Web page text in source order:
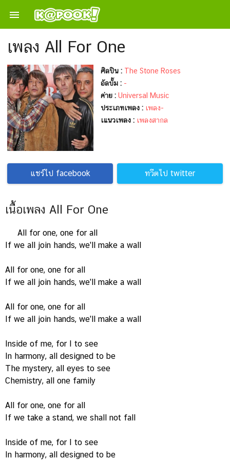

เพลง All For One
ศิลปิน : The Stone Roses
อัลบั้ม : -
ค่าย : Universal Music
ประเภทเพลง : เพลง-
เแนวเพลง : เพลงสากล
แชร์ไป facebook ทวีตไป twitter
เนื้อเพลง All For One
All for one, one for all
If we all join hands, we'll make a wall
All for one, one for all
If we all join hands, we'll make a wall
All for one, one for all
If we all join hands, we'll make a wall
Inside of me, for I to see
In harmony, all designed to be
The mystery, all eyes to see
Chemistry, all one family
All for one, one for all
If we take a stand, we shall not fall
Inside of me, for I to see
In harmony, all designed to be